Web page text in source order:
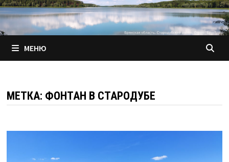
МЕНЮ
МЕТКА: ФОНТАН В СТАРОДУБЕ